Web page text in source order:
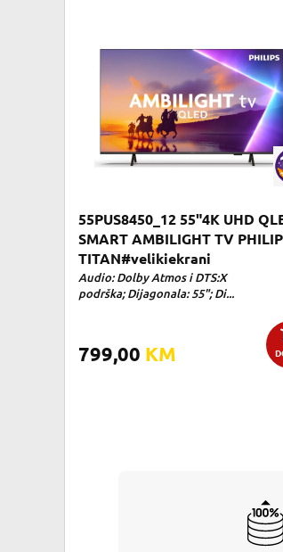
55PUS8450_12 55"4K UHD
SMART AMBILIGHT TV
TITAN#velikiekrani
Audio: Dolby Atmos i DTS:X
podrška; Dijagonala: 55"; Di...
799,00 KM